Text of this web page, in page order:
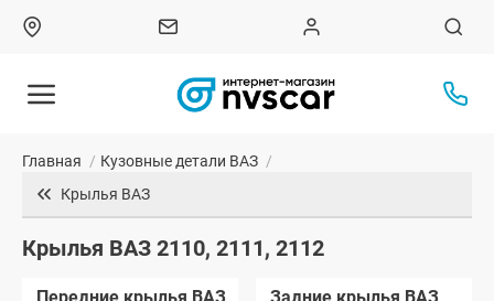
Главная / Кузовные детали ВАЗ /
Крылья ВАЗ
Крылья ВАЗ 2110, 2111, 2112